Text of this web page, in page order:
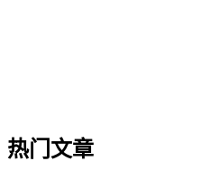
热门文章